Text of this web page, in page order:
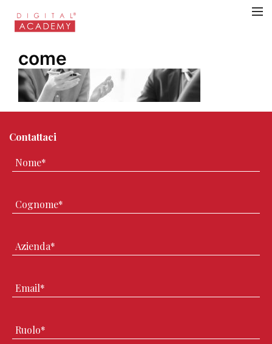
come
Contattaci